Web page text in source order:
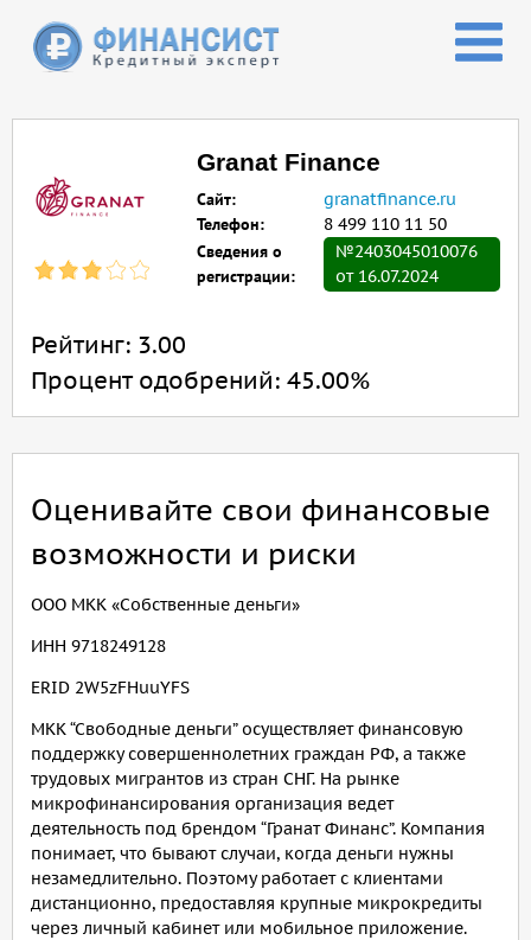
Granat Finance
Сайт:
granatfinance.ru
Телефон:
8 499 110 11 50
Сведения о
регистрации:
№2403045010076
от 16.07.2024
Рейтинг: 3.00
Процент одобрений: 45.00%
Оценивайте свои финансовые
возможности и риски
ООО МКК «Собственные деньги»
ИНН 9718249128
ERID 2W5zFHuuYFS
МКК “Свободные деньги” осуществляет финансовую
поддержку совершеннолетних граждан РФ, а также
трудовых мигрантов из стран СНГ. На рынке
микрофинансирования организация ведет
деятельность под брендом “Гранат Финанс”. Компания
понимает, что бывают случаи, когда деньги нужны
незамедлительно. Поэтому работает с клиентами
дистанционно, предоставляя крупные микрокредиты
через личный кабинет или мобильное приложение.